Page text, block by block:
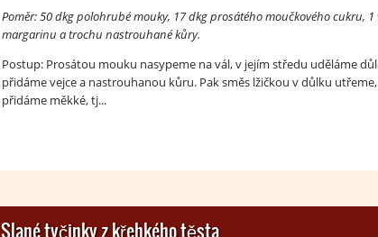
Poměr: 50 dkg polohrubé mouky, 17 dkg prosátého moučkového cukru, 1
margarinu a trochu nastrouhané kůry.
Postup: Prosátou mouku nasypeme na vál, v jejím středu uděláme
přidáme vejce a nastrouhanou kůru. Pak směs lžičkou v důlku
přidáme měkké, tj...
Slané tyčinky z křehkého těsta